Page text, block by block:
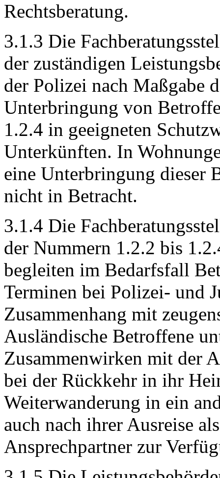
Rechtsberatung.
3.1.3 Die
der zuständigen
der Polizei nach Maßgabe
Unterbringung von
1.2.4 in geeigneten
Unterkünften. In
eine Unterbringung dieser
nicht in Betracht.
3.1.4 Die
der Nummern 1.2.2 bis
begleiten im Bedarfsfall
Terminen bei Polizei- und
Zusammenhang mit
Ausländische Betroffene
Zusammenwirken mit der
bei der Rückkehr in ihr
Weiterwanderung in ein
auch nach ihrer Ausreise
Ansprechpartner zur